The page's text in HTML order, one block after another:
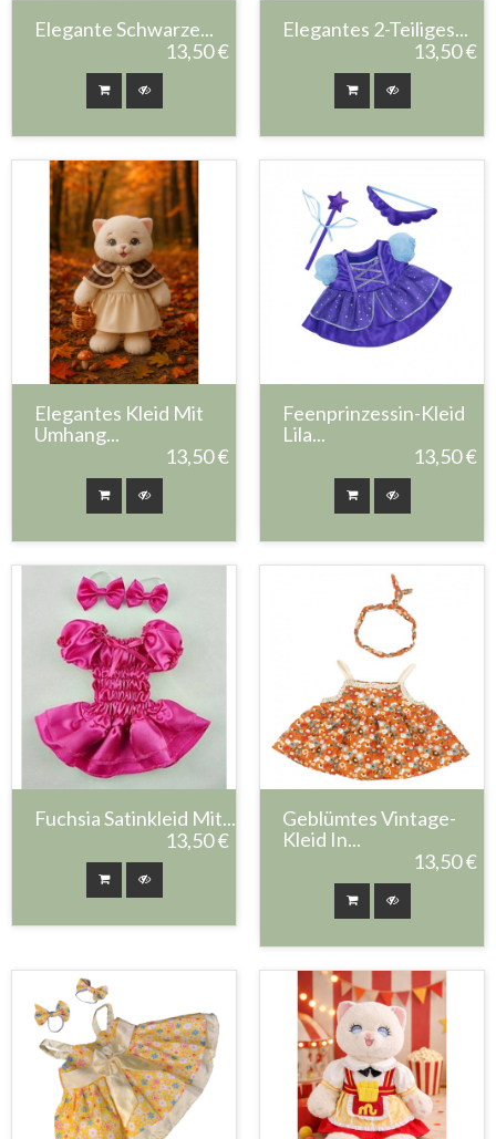
Elegante Schwarze...
13,50 €
Elegantes 2-Teiliges...
13,50 €
Elegantes Kleid Mit
Umhang...
13,50 €
Feenprinzessin-Kleid
Lila...
13,50 €
Fuchsia Satinkleid Mit...
13,50 €
Geblümtes Vintage-
Kleid In...
13,50 €